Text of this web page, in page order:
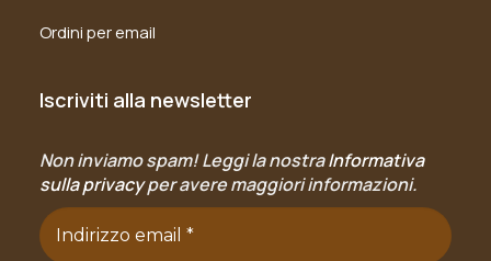
Ordini per email
Iscriviti alla newsletter
Non inviamo spam! Leggi la nostraInformativa
sulla privacyper avere maggiori informazioni.